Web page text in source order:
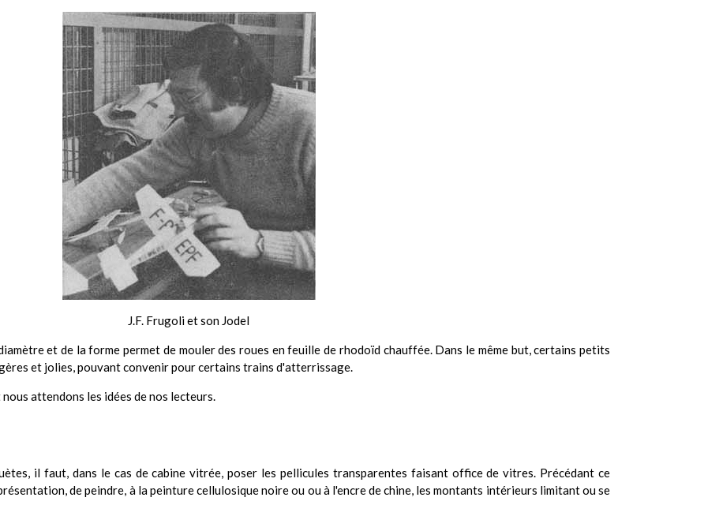
J.F. Frugoli et son Jodel
et de la forme permet de mouler des roues en feuille de rhodoïd chauffée. Dans le même but, certains petits
et jolies, pouvant convenir pour certains trains d'atterrissage.
attendons les idées de nos lecteurs.
il faut, dans le cas de cabine vitrée, poser les pellicules transparentes faisant office de vitres. Précédant ce
de peindre, à la peinture cellulosique noire ou ou à l'encre de chine, les montants intérieurs limitant ou se